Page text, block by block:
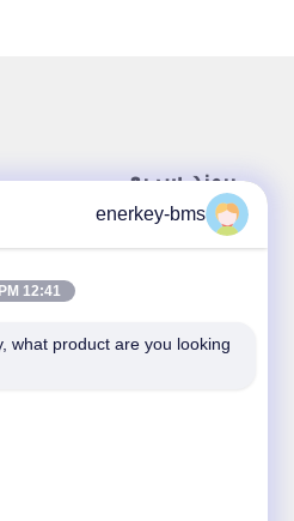
پيوند سريع
خونه
enerkey-bms
12:41 PM
what product are you looking